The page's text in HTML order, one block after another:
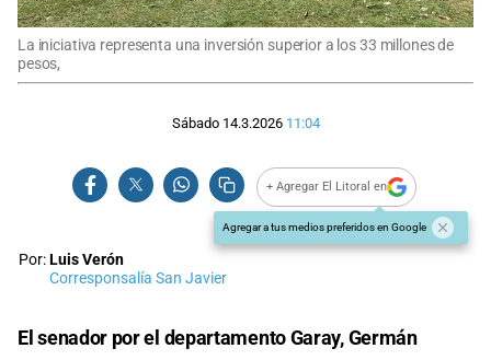
La iniciativa representa una inversión superior a los 33 millones de
pesos,
Sábado 14.3.2026 11:04
+ Agregar El Litoral en
Agregar a tus medios preferidos en Google
Por:Luis Verón
Corresponsalía San Javier
El senador por el departamento Garay, Germán